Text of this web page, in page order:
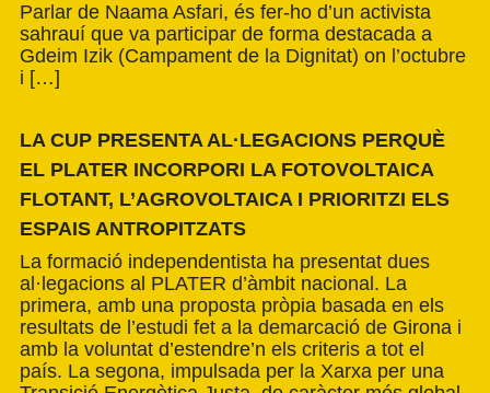
Parlar de Naama Asfari, és fer-ho d’un activista
sahrauí que va participar de forma destacada a
Gdeim Izik (Campament de la Dignitat) on l’octubre
i […]
LA CUP PRESENTA AL·LEGACIONS PERQUÈ
EL PLATER INCORPORI LA FOTOVOLTAICA
FLOTANT, L’AGROVOLTAICA I PRIORITZI ELS
ESPAIS ANTROPITZATS
La formació independentista ha presentat dues
al·legacions al PLATER d’àmbit nacional. La
primera, amb una proposta pròpia basada en els
resultats de l’estudi fet a la demarcació de Girona i
amb la voluntat d’estendre’n els criteris a tot el
país. La segona, impulsada per la Xarxa per una